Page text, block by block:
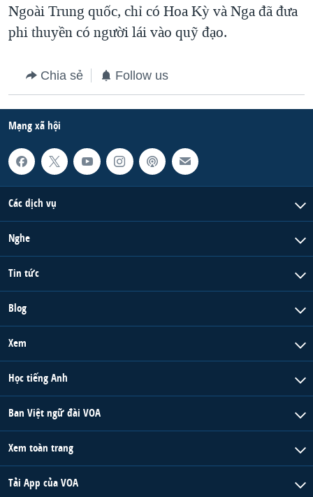
Ngoài Trung quốc, chỉ có Hoa Kỳ và Nga đã đưa
phi thuyền có người lái vào quỹ đạo.
Chia sẻ Follow us
Mạng xã hội
Các dịch vụ
Nghe
Tin tức
Blog
Xem
Học tiếng Anh
Ban Việt ngữ đài VOA
Xem toàn trang
Tải App của VOA